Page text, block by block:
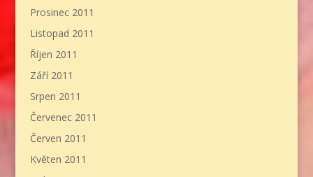
Prosinec 2011
Listopad 2011
Říjen 2011
Září 2011
Srpen 2011
Červenec 2011
Červen 2011
Květen 2011